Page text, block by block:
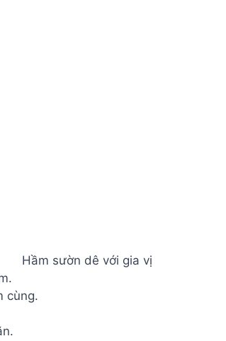
giá, hẹ, rau tía tô vào tô.